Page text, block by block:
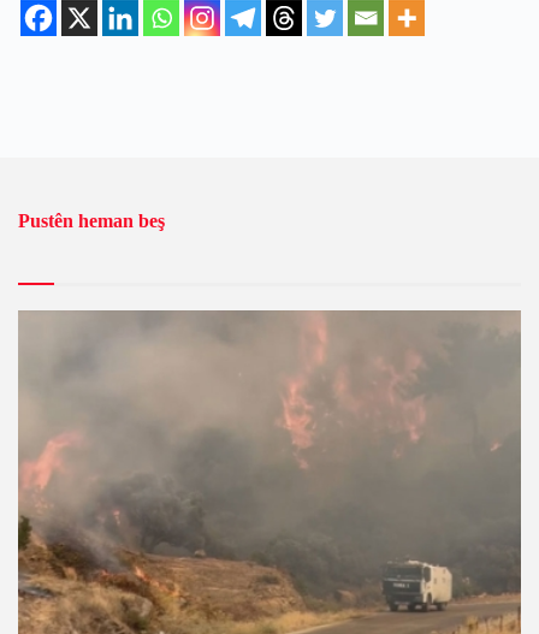
Pustên heman beş